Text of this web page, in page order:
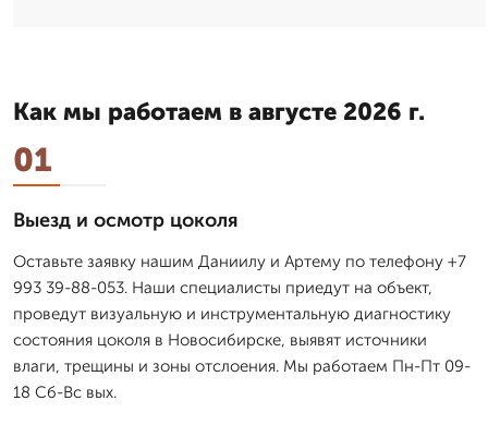
Как мы работаем в августе 2026 г.
01
Выезд и осмотр цоколя
Оставьте заявку нашим Даниилу и Артему по телефону +7
993 39-88-053. Наши специалисты приедут на объект,
проведут визуальную и инструментальную диагностику
состояния цоколя в Новосибирске, выявят источники
влаги, трещины и зоны отслоения. Мы работаем Пн-Пт 09-
18 Сб-Вс вых.